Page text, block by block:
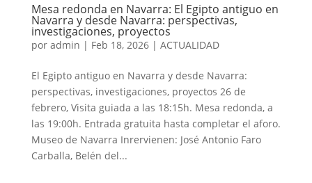
Mesa redonda en Navarra: El Egipto antiguo en
Navarra y desde Navarra: perspectivas,
investigaciones, proyectos
por admin | Feb 18, 2026| ACTUALIDAD
El Egipto antiguo en Navarra y desde Navarra:
perspectivas, investigaciones, proyectos 26 de
febrero, Visita guiada a las 18:15h. Mesa redonda, a
las 19:00h. Entrada gratuita hasta completar el aforo.
Museo de Navarra Inrervienen: José Antonio Faro
Carballa, Belén del...